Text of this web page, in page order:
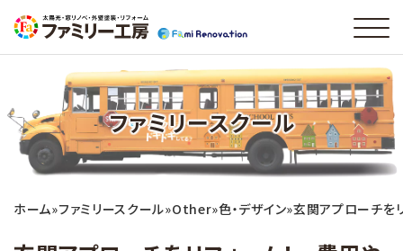
ファミリースクール
ホーム»ファミリースクール»Other»色・デザイン»玄関アプローチを